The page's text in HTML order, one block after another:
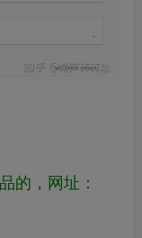
的，网址：